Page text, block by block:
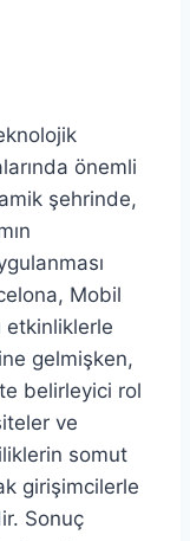
önemli
şehrinde,
Mobil
etkinliklerle
gelmişken,
belirleyici rol
ve
somut
girişimcilerle
Sonuç